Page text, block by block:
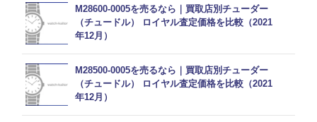
M28600-0005を売るなら｜買取店別チューダー
（チュードル） ロイヤル査定価格を比較（2021
年12月）
M28500-0005を売るなら｜買取店別チューダー
（チュードル） ロイヤル査定価格を比較（2021
年12月）